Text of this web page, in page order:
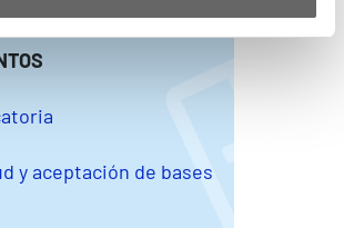
y aceptación de bases